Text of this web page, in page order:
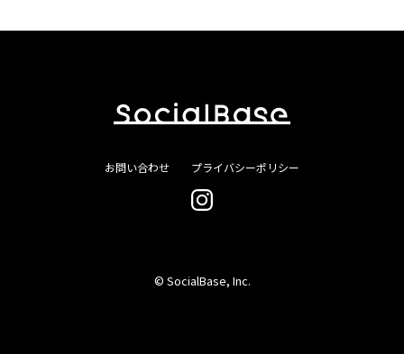
お問い合わせ プライバシーポリシー
© SocialBase, Inc.